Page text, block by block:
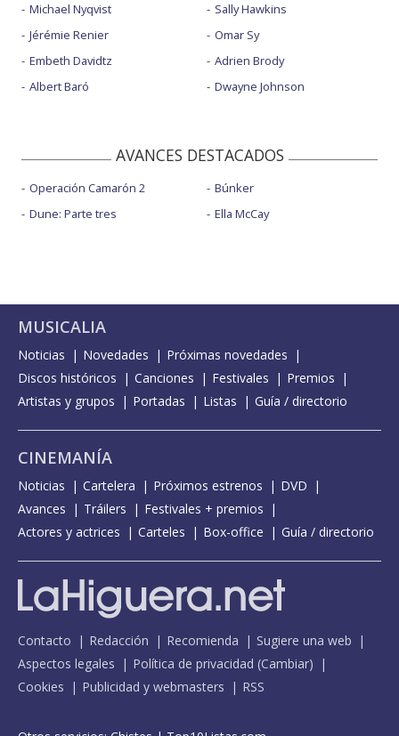
Michael Nyqvist
Jérémie Renier
Embeth Davidtz
Albert Baró
Sally Hawkins
Omar Sy
Adrien Brody
Dwayne Johnson
AVANCES DESTACADOS
Operación Camarón 2
Dune: Parte tres
Búnker
Ella McCay
MUSICALIA
Noticias Novedades
Próximas novedades
Discos históricos
Canciones Festivales
Premios
Artistas y grupos
Portadas Listas Guía / directorio
CINEMANÍA
Noticias Cartelera Próximos estrenos
DVD
Avances
Tráilers
Festivales + premios
Actores y actrices
Carteles Box-office Guía / directorio
Contacto Redacción Recomienda
Sugiere una web
Aspectos legales
Política de privacidad (Cambiar)
Cookies
Publicidad y webmasters RSS